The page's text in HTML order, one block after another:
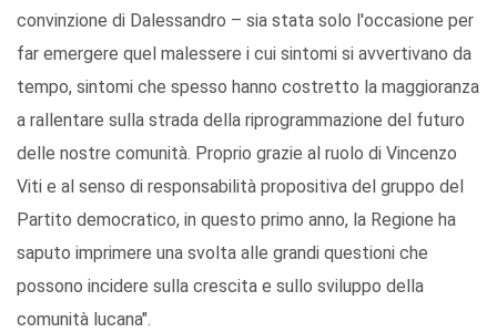
convinzione di Dalessandro – sia stata solo l'occasione per
far emergere quel malessere i cui sintomi si avvertivano da
tempo, sintomi che spesso hanno costretto la maggioranza
a rallentare sulla strada della riprogrammazione del futuro
delle nostre comunità. Proprio grazie al ruolo di Vincenzo
Viti e al senso di responsabilità propositiva del gruppo del
Partito democratico, in questo primo anno, la Regione ha
saputo imprimere una svolta alle grandi questioni che
possono incidere sulla crescita e sullo sviluppo della
comunità lucana".